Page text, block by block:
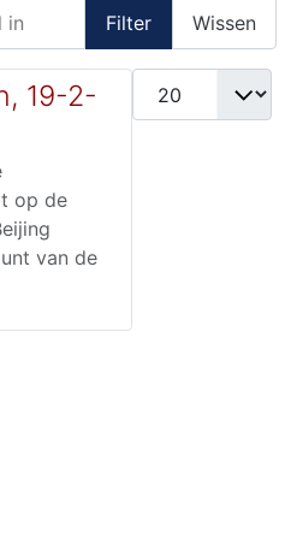
Filter Wissen
Toon #
19-2-
op de
van de